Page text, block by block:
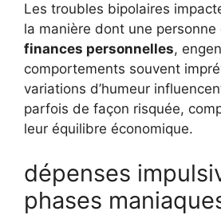
Les troubles bipolaires
la manière dont une personne
finances personnelles,
comportements souvent
variations d’humeur
parfois de façon risquée,
leur équilibre économique.
dépenses
phases